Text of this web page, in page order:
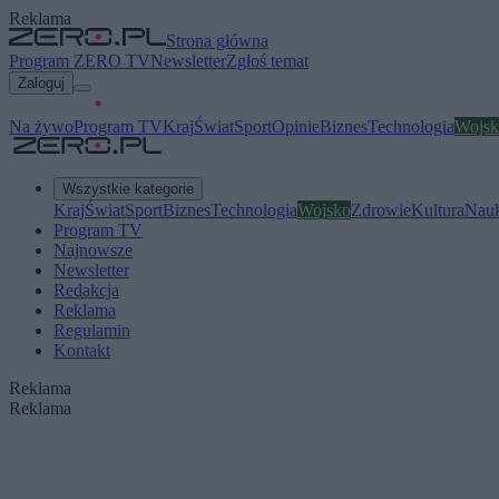
Reklama
Strona główna
Program ZERO TVNewsletterZgłoś temat
Zaloguj
Na żywoProgram TVKrajŚwiatSportOpinieBiznesTechnologia
Wszystkie kategorie
KrajŚwiatSportBiznesTechnologiaWojskoZdrowieKultura
Program TV
Najnowsze
Newsletter
Redakcja
Reklama
Regulamin
Kontakt
Reklama
Reklama